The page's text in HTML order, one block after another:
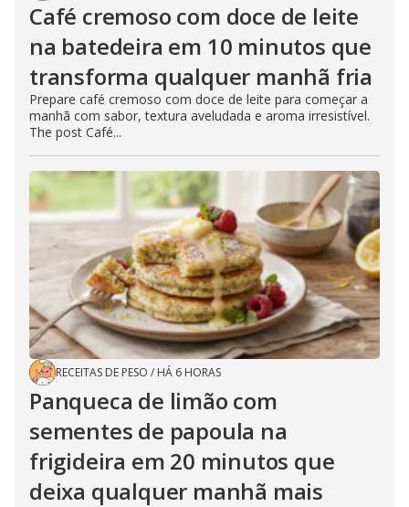
Café cremoso com doce de leite
na batedeira em 10 minutos que
transforma qualquer manhã fria
Prepare café cremoso com doce de leite para começar a
manhã com sabor, textura aveludada e aroma irresistível.
The post Café...
RECEITAS DE PESO / HÁ 6 HORAS
Panqueca de limão com
sementes de papoula na
frigideira em 20 minutos que
deixa qualquer manhã mais